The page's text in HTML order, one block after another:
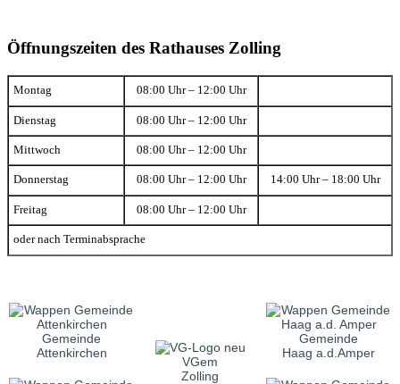
Öffnungszeiten des Rathauses Zolling
Montag 08:00 Uhr – 12:00 Uhr
Dienstag 08:00 Uhr – 12:00 Uhr
Mittwoch 08:00 Uhr – 12:00 Uhr
Donnerstag 08:00 Uhr – 12:00 Uhr 14:00 Uhr – 18:00 Uhr
Freitag 08:00 Uhr – 12:00 Uhr
oder nach Terminabsprache
Gemeinde
Attenkirchen
VGem
Zolling
Gemeinde
Haag a.d.Amper